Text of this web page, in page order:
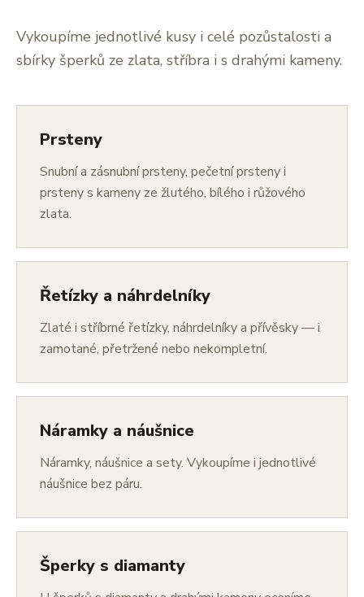
Vykoupíme jednotlivé kusy i celé pozůstalosti a
sbírky šperků ze zlata, stříbra i s drahými kameny.
Prsteny
Snubní a zásnubní prsteny, pečetní prsteny i
prsteny s kameny ze žlutého, bílého i růžového
zlata.
Řetízky a náhrdelníky
Zlaté i stříbrné řetízky, náhrdelníky a přívěsky — i
zamotané, přetržené nebo nekompletní.
Náramky a náušnice
Náramky, náušnice a sety. Vykoupíme i jednotlivé
náušnice bez páru.
Šperky s diamanty